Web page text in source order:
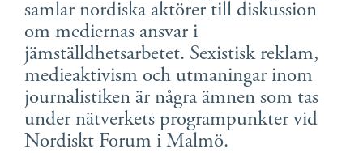
English
Skandinaviska
Suomi
samlar nordiska aktörer till diskussion
om mediernas ansvar i
jämställdhetsarbetet. Sexistisk reklam,
medieaktivism och utmaningar inom
journalistiken är några ämnen som tas
under nätverkets programpunkter vid
Nordiskt Forum i Malmö.